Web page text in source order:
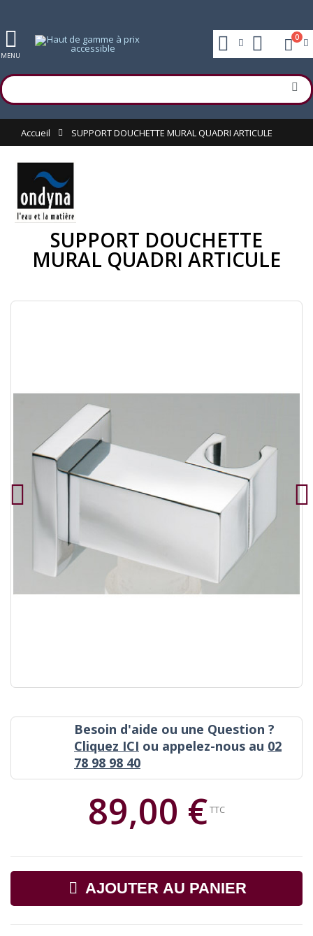
MENU
0
Accueil SUPPORT DOUCHETTE MURAL QUADRI ARTICULE
SUPPORT DOUCHETTE
MURAL QUADRI ARTICULE
Besoin d'aide ou une Question ?
Cliquez ICI ou appelez-nous au 02
78 98 98 40
89,00 €TTC
AJOUTER AU PANIER